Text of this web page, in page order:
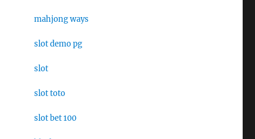
mahjong ways
slot demo pg
slot
slot toto
slot bet 100